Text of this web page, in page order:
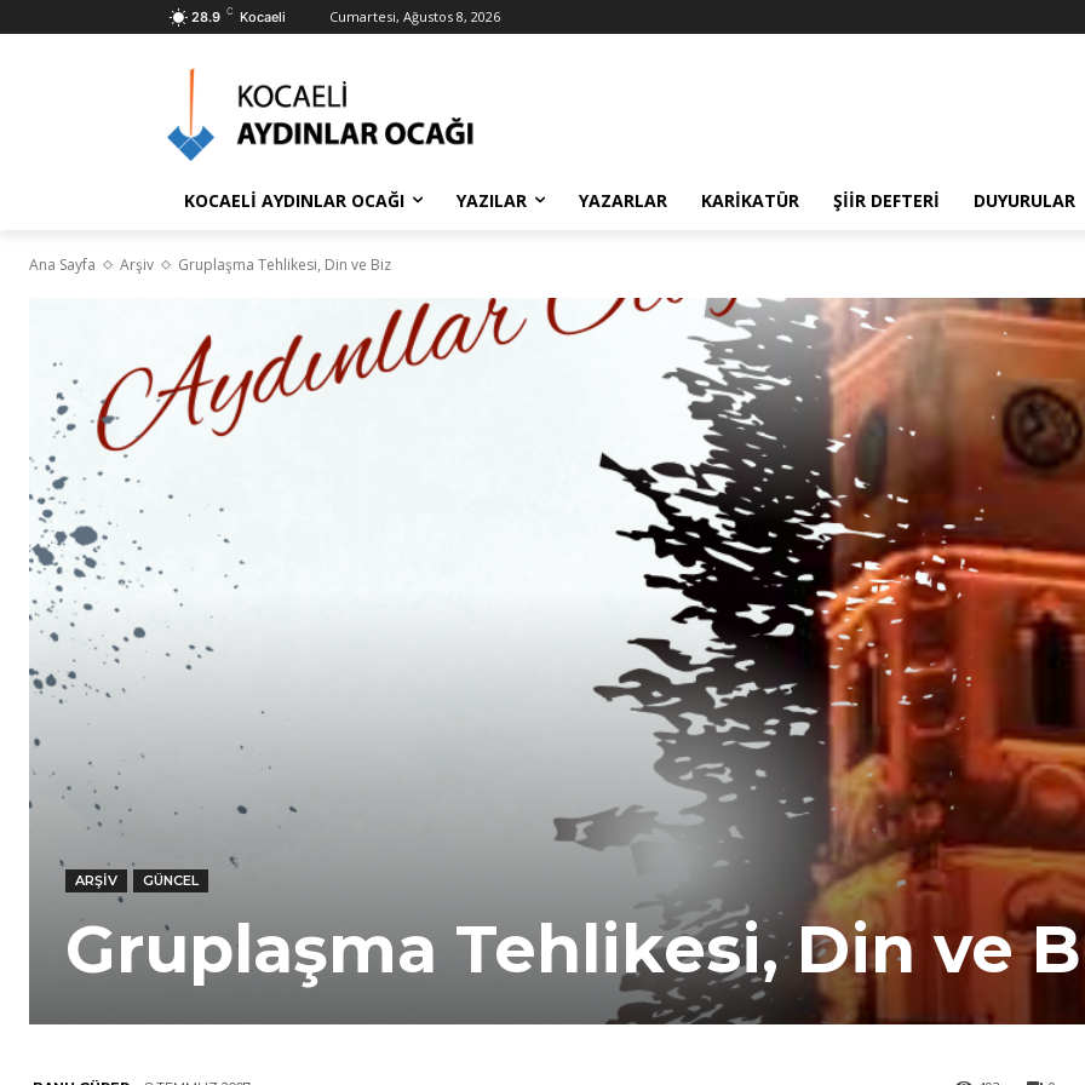
28.9 C Kocaeli Cumartesi, Ağustos 8, 2026
KOCAELİ AYDINLAR OCAĞI YAZILAR YAZARLAR KARIKATÜR ŞIIR DEFTERI DUYURULAR
Ana Sayfa Arşiv Gruplaşma Tehlikesi, Din ve Biz
ARŞIV GÜNCEL
Gruplaşma Tehlikesi, Din ve